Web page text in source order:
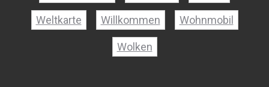
Weltkarte Willkommen Wohnmobil
Wolken